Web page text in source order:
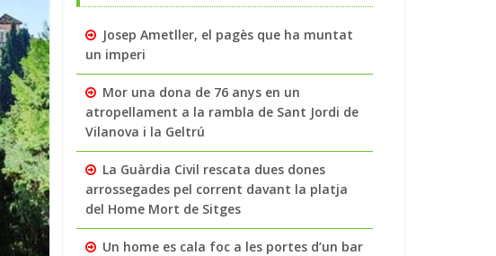
Josep Ametller, el pagès que ha muntat
un imperi
Mor una dona de 76 anys en un
atropellament a la rambla de Sant Jordi de
Vilanova i la Geltrú
La Guàrdia Civil rescata dues dones
arrossegades pel corrent davant la platja
del Home Mort de Sitges
Un home es cala foc a les portes d’un bar